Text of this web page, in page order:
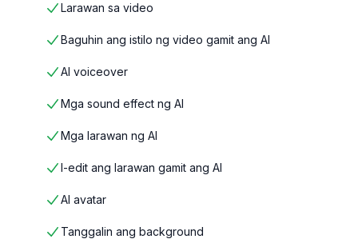
Larawan sa video
Baguhin ang istilo ng video gamit ang AI
AI voiceover
Mga sound effect ng AI
Mga larawan ng AI
I-edit ang larawan gamit ang AI
AI avatar
Tanggalin ang background